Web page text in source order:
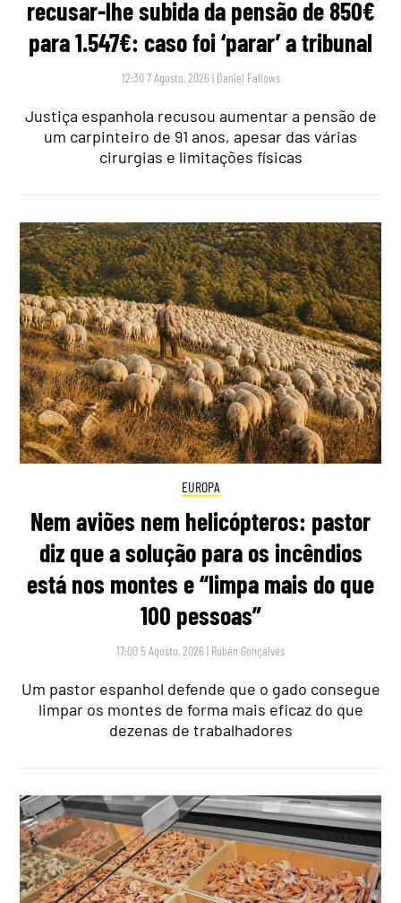
recusar-lhe subida da pensão de 850€
para 1.547€: caso foi ‘parar’ a tribunal
12:30 7 Agosto, 2026 | Daniel Fallows
Justiça espanhola recusou aumentar a pensão de
um carpinteiro de 91 anos, apesar das várias
cirurgias e limitações físicas
EUROPA
Nem aviões nem helicópteros: pastor
diz que a solução para os incêndios
está nos montes e “limpa mais do que
100 pessoas”
17:00 5 Agosto, 2026 | Rubén Gonçalves
Um pastor espanhol defende que o gado consegue
limpar os montes de forma mais eficaz do que
dezenas de trabalhadores